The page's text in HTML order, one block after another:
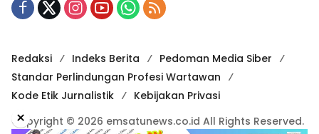
Redaksi Indeks Berita
Pedoman Media Siber
Standar Perlindungan Profesi Wartawan
Kode Etik Jurnalistik
Kebijakan Privasi
Copyright © 2026 emsatunews.co.id All Rights Reserved.
×